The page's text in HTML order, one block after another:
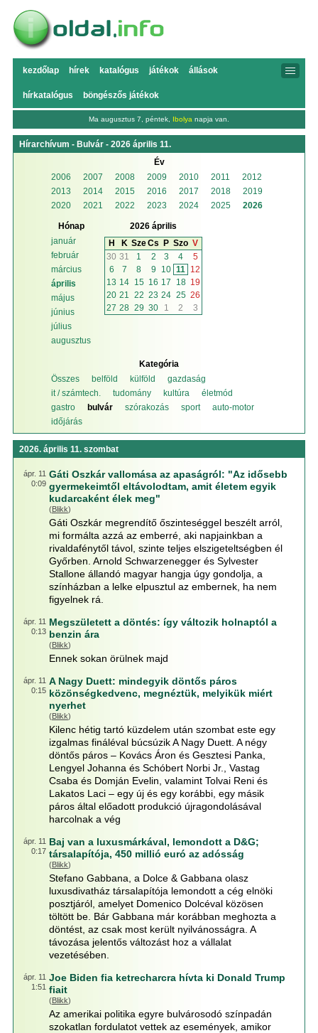
kezdőlap hírek katalógus játékok állások
hírkatalógus böngészős játékok
Ma augusztus 7, péntek, Ibolya napja van.
Hírarchívum - Bulvár - 2026 április 11.
Év
2006
2007 2008 2009 2010 2011
2012
2013
2014 2015 2016 2017 2018
2019
2020
2021 2022 2023 2024 2025 2026
Hónap
január
február
március
április
május
június
július
augusztus
2026 április
H
K SzeCs P Szo V
30 31 1 2 3 4
5
6
7 8 9 10 11
12
13 14 15 16 17 18 19
20 21 22 23 24 25 26
27 28 29 30 1 2 3
Kategória
Összes
belföld külföld
gazdaság
it / számtech.
tudomány kultúra
életmód
gastro
bulvár szórakozás sport
auto-motor
időjárás
2026. április 11. szombat
ápr. 11
0:09
Gáti Oszkár vallomása az apaságról: "Az idősebb
gyermekeimtől eltávolodtam, amit életem egyik
kudarcaként élek meg"
(Blikk)
Gáti Oszkár megrendítő őszinteséggel beszélt arról,
mi formálta azzá az emberré, aki napjainkban a
rivaldafénytől távol, szinte teljes elszigeteltségben él
Győrben. Arnold Schwarzenegger és Sylvester
Stallone állandó magyar hangja úgy gondolja, a
színházban a lelke elpusztul az embernek, ha nem
figyelnek rá.
ápr. 11
0:13
Megszületett a döntés: így változik holnaptól a
benzin ára
(Blikk)
Ennek sokan örülnek majd
ápr. 11
0:15
A Nagy Duett: mindegyik döntős páros
közönségkedvenc, megnéztük, melyikük miért
nyerhet
(Blikk)
Kilenc hétig tartó küzdelem után szombat este egy
izgalmas fináléval búcsúzik A Nagy Duett. A négy
döntős páros – Kovács Áron és Gesztesi Panka,
Lengyel Johanna és Schóbert Norbi Jr., Vastag
Csaba és Domján Evelin, valamint Tolvai Reni és
Lakatos Laci – egy új és egy korábbi, egy másik
páros által előadott produkció újragondolásával
harcolnak a vég
ápr. 11
0:17
Baj van a luxusmárkával, lemondott a D&G;
társalapítója, 450 millió euró az adósság
(Blikk)
Stefano Gabbana, a Dolce & Gabbana olasz
luxusdivatház társalapítója lemondott a cég elnöki
posztjáról, amelyet Domenico Dolcéval közösen
töltött be. Bár Gabbana már korábban meghozta a
döntést, az csak most került nyilvánosságra. A
távozása jelentős változást hoz a vállalat
vezetésében.
ápr. 11
1:51
Joe Biden fia ketrecharcra hívta ki Donald Trump
fiait
(Blikk)
Az amerikai politika egyre bulvárosodó színpadán
szokatlan fordulatot vettek az események, amikor